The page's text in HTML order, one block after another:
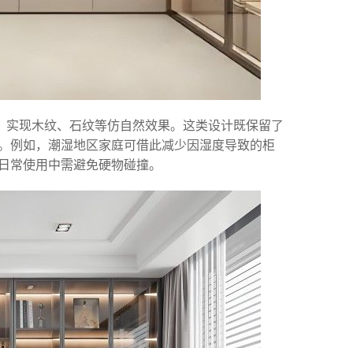
现木纹、石纹等仿自然效果。这类设计既保留了
例如，潮湿地区家庭可借此减少因湿度导致的柜
使用中需避免硬物碰撞。